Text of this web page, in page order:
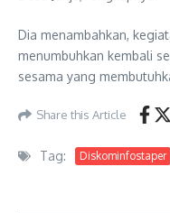
Dia menambahkan,
menumbuhkan kembali
sesama yang
Share this Article
Tag: Diskominfostaper